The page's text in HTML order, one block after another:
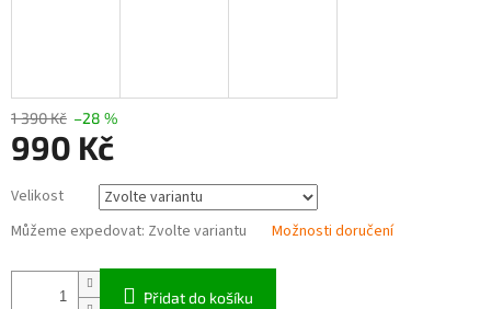
1 390 Kč –28 %
990 Kč
cena:
Velikost
Můžeme expedovat: Zvolte variantu Možnosti doručení
Přidat do košíku